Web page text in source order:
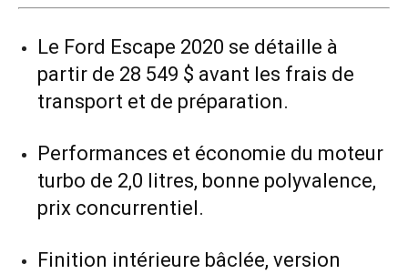
Le Ford Escape 2020 se détaille à
partir de 28 549 $ avant les frais de
transport et de préparation.
Performances et économie du moteur
turbo de 2,0 litres, bonne polyvalence,
prix concurrentiel.
Finition intérieure bâclée, version